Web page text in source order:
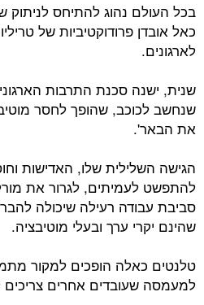
בכל העולם נהוג להתיחס לניתוק
כאל אובדן פרודוקטיביות של
לארגונים.
שנית, ישנה סכנת התרבות
שנחשב לכוכב, שהופך לחסר
את הבאר'.
הגישה השלילית שלו, האדישות
להתפשט לעמיתים, לגרור את
סביבת עבודה רעילה שיכולה
שהינם יקרי ערך ובעלי מוטיבציה.
טלנטים כאלה הופכים למקור
למעמסה שעובדים אחרים